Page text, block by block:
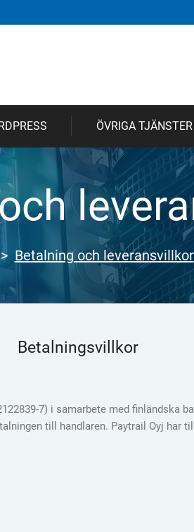
ÖVRIGA TJÄNSTER
Betalning och leveransvillkor
Betalningsvillkor
7) i samarbete med finländska
till handlaren. Paytrail Oyj